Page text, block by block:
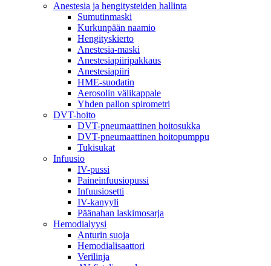
Anestesia ja hengitysteiden hallinta
Sumutinmaski
Kurkunpään naamio
Hengityskierto
Anestesia-maski
Anestesiapiiripakkaus
Anestesiapiiri
HME-suodatin
Aerosolin välikappale
Yhden pallon spirometri
DVT-hoito
DVT-pneumaattinen hoitosukka
DVT-pneumaattinen hoitopumppu
Tukisukat
Infuusio
IV-pussi
Paineinfuusiopussi
Infuusiosetti
IV-kanyyli
Päänahan laskimosarja
Hemodialyysi
Anturin suoja
Hemodialisaattori
Verilinja